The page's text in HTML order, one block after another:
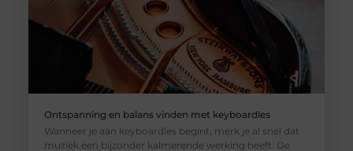
Ontspanning en balans vinden met keyboardles
Wanneer je aan keyboardles begint, merk je al snel dat
muziek een bijzonder kalmerende werking heeft. De